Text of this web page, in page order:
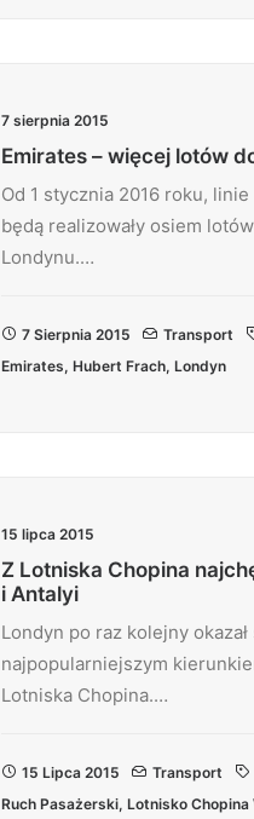
7 sierpnia 2015
Emirates – więcej lotów
Od 1 stycznia 2016 roku,
będą realizowały osiem
Londynu.…
7 Sierpnia 2015 Transport
Emirates, Hubert Frach, Londyn
15 lipca 2015
Z Lotniska Chopina
i Antalyi
Londyn po raz kolejny okazał
najpopularniejszym
Lotniska Chopina.…
15 Lipca 2015 Transport
Ruch Pasażerski, Lotnisko Chopina